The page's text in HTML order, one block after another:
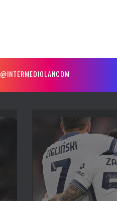
@INTERMEDIOLANCOM